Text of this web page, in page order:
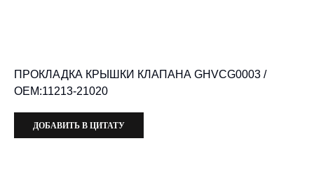
ПРОКЛАДКА КРЫШКИ КЛАПАНА GHVCG0003 /
OEM:11213-21020
ДОБАВИТЬ В ЦИТАТУ